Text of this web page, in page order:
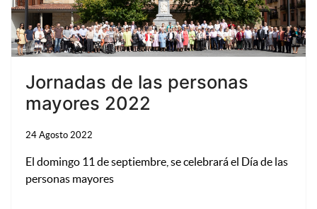
Jornadas de las personas
mayores 2022
24 Agosto 2022
El domingo 11 de septiembre, se celebrará el Día de las
personas mayores